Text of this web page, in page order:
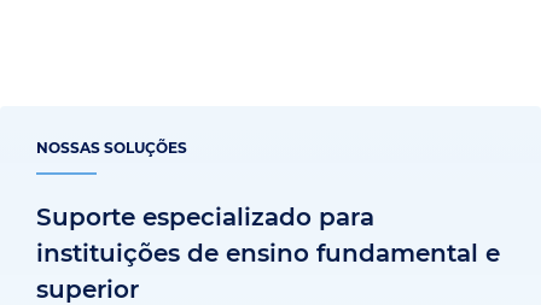
NOSSAS SOLUÇÕES
Suporte especializado para
instituições de ensino fundamental e
superior